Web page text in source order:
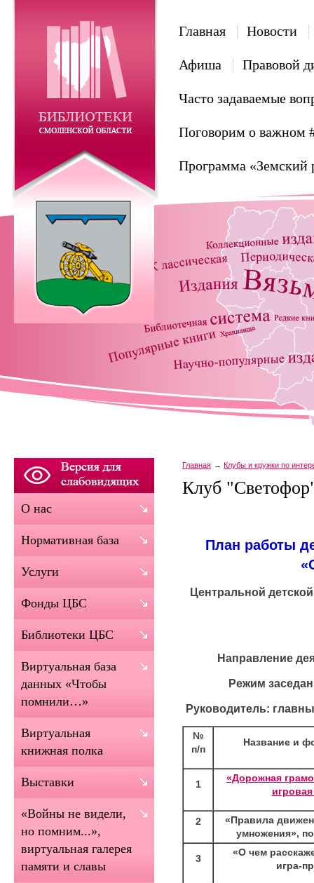
Главная Новости
Афиша Правовой
Часто задаваемые
Поговорим о важном
Программа «Земский
Главная Клубы и кружки по
Клуб
План работы
Центральной
Направление
Режим
Руководитель:
№
п/п
Название и
1
«Дорожная
2
«Правила
умножения»,
3
«О чем
игра-
О нас
Нормативная база
Услуги
Фонды ЦБС
Библиотеки ЦБС
Виртуальная база
данных «Чтобы
помнили…»
Виртуальная
книжная полка
Выставки
«Войны не видели,
но помним...»,
виртуальная галерея
памяти и славы